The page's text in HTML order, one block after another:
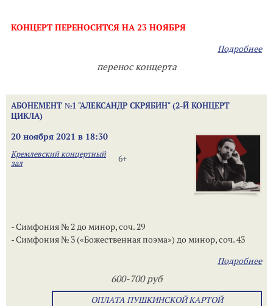
КОНЦЕРТ ПЕРЕНОСИТСЯ НА 23 НОЯБРЯ
Подробнее
перенос концерта
АБОНЕМЕНТ №1 "АЛЕКСАНДР СКРЯБИН" (2-Й КОНЦЕРТ
ЦИКЛА)
20 ноября 2021 в 18:30
6+
Кремлевский концертный
зал
- Симфония № 2 до минор, соч. 29
- Симфония № 3 («Божественная поэма») до минор, соч. 43
Подробнее
600-700 руб
ОПЛАТА ПУШКИНСКОЙ КАРТОЙ